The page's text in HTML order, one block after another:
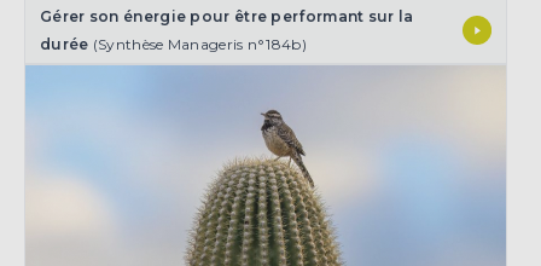
Gérer son énergie pour être performant sur la
durée (Synthèse Manageris n°184b)